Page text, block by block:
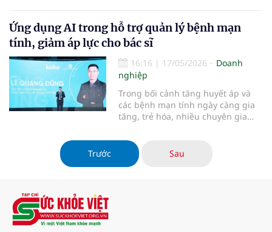
và nâng cao sức khỏe nhân dân
trong tình hình mới. Đồng thời,
đẩy mạnh chuyển đổi số y tế, tạo l
Ứng dụng AI trong hỗ trợ quản lý bệnh mạn
tính, giảm áp lực cho bác sĩ
16:16 | 17/05/2026
Doanh
nghiệp
Trong bối cảnh tăng huyết áp và
các bệnh mạn tính ngày càng gia
tăng, trẻ hóa, nhiều chuyên gia
đóng vai trò quan trọng trong hỗ
trợ theo dõi sức khỏe và quản lý
điều trị lâu dài. Các nền tảng công
Trước Sau